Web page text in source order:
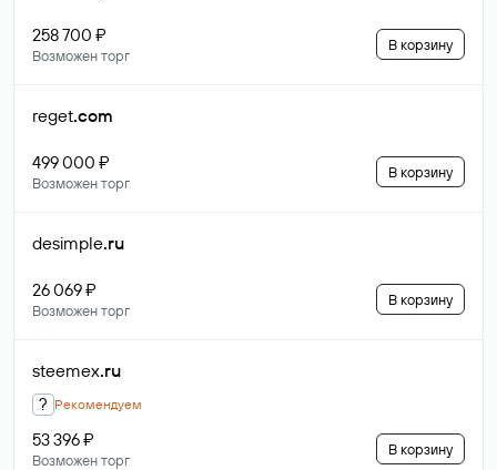
258 700 ₽
Возможен торг
В корзину
reget.com
499 000 ₽
Возможен торг
В корзину
desimple.ru
26 069 ₽
Возможен торг
В корзину
steemex.ru
? Рекомендуем
53 396 ₽
Возможен торг
В корзину